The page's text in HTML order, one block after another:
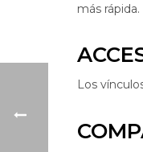
más rápida.
Los